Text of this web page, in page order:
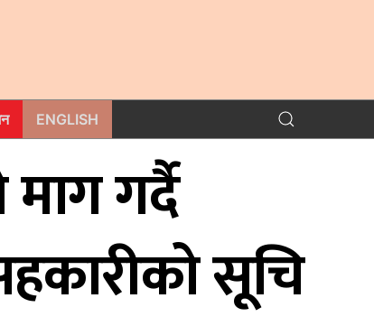
ENGLISH
गर्दै
सूचि